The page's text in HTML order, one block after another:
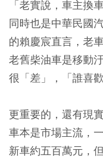
「老實說，車主換
同時也是中華民國
的賴慶宸直言，老
老舊柴油車是移動
很「差」，「誰喜
更重要的，還有現
車本是市場主流，
新車約五百萬元，